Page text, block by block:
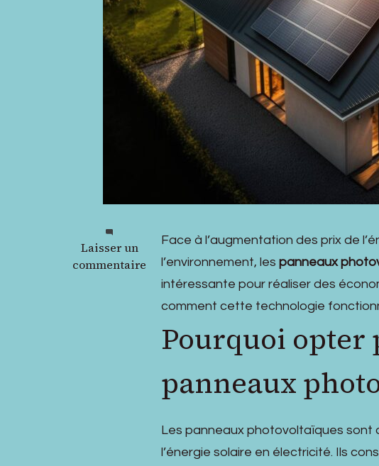
Laisser un
commentaire
sur
Les
panneaux
consommation
Face à l’augmentation des prix de
l’environnement, les panneaux
intéressante pour réaliser des
comment cette technologie
Pourquoi opter
panneaux
Les panneaux photovoltaïques
l’énergie solaire en électricité. Ils